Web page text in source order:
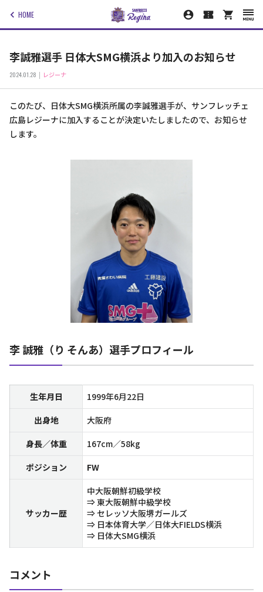
HOME
李誠雅選手 日体大SMG横浜より加入のお知らせ
2024.01.28 レジーナ
このたび、日体大SMG横浜所属の李誠雅選手が、サンフレッチェ
広島レジーナに加入することが決定いたしましたので、お知らせ
します。
李 誠雅（り そんあ）選手プロフィール
生年月日
1999年6月22日
出身地
大阪府
身長／体重
167cm／58kg
ポジション
FW
サッカー歴
中大阪朝鮮初級学校
⇒ 東大阪朝鮮中級学校
⇒ セレッソ大阪堺ガールズ
⇒ 日本体育大学／日体大FIELDS横浜
⇒ 日体大SMG横浜
コメント